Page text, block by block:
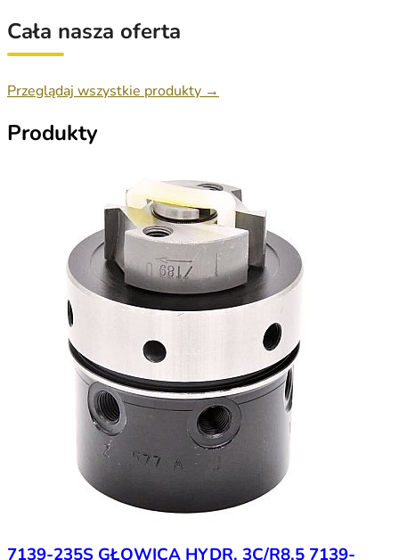
Cała nasza oferta
Przeglądaj wszystkie produkty →
Produkty
7139-235S GŁOWICA HYDR. 3C/R8,5 7139-